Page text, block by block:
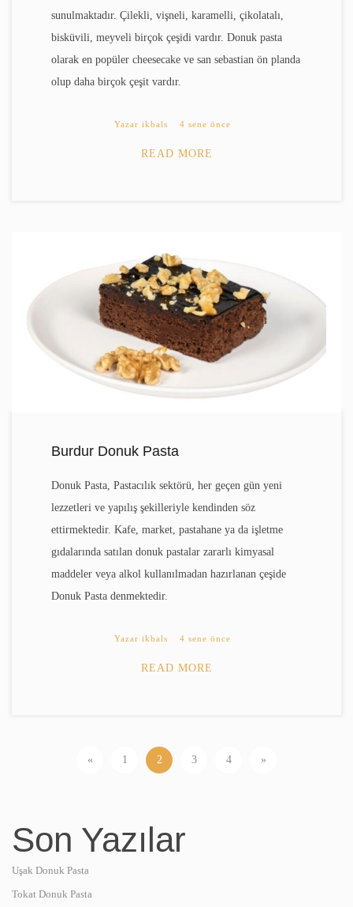
sunulmaktadır. Çilekli, vişneli, karamelli, çikolatalı,
bisküvili, meyveli birçok çeşidi vardır. Donuk pasta
olarak en popüler cheesecake ve san sebastian ön planda
olup daha birçok çeşit vardır.
Yazar ikbals 4 sene önce
READ MORE
Burdur Donuk Pasta
Donuk Pasta, Pastacılık sektörü, her geçen gün yeni
lezzetleri ve yapılış şekilleriyle kendinden söz
ettirmektedir. Kafe, market, pastahane ya da işletme
gıdalarında satılan donuk pastalar zararlı kimyasal
maddeler veya alkol kullanılmadan hazırlanan çeşide
Donuk Pasta denmektedir.
Yazar ikbals 4 sene önce
READ MORE
« 1 2 3 4 »
Son Yazılar
Uşak Donuk Pasta
Tokat Donuk Pasta